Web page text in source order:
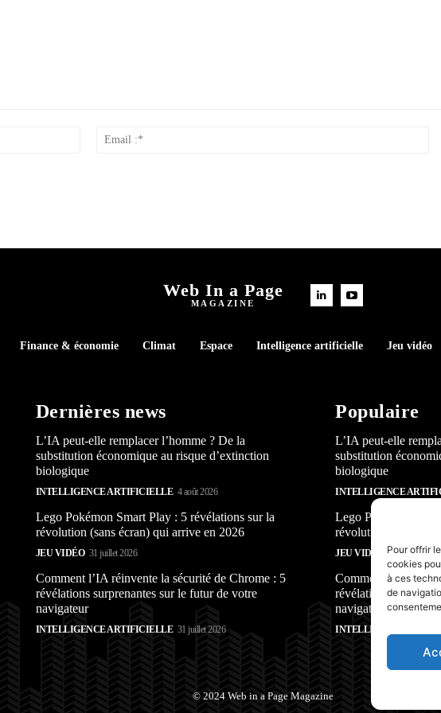
Pour offrir
cookies
à ces
de
Web In a Page
MAGAZINE
Finance & économie Climat Espace Intelligence artificielle Jeu vidéo
Dernières news
L’IA peut-elle remplacer l’homme ? De la
substitution économique au risque d’extinction
biologique
INTELLIGENCE ARTIFICIELLE 4 août 2026
Lego Pokémon Smart Play : 5 révélations sur la
révolution (sans écran) qui arrive en 2026
JEU VIDÉO 31 juillet 2026
Comment l’IA réinvente la sécurité de Chrome : 5
révélations surprenantes sur le futur de votre
navigateur
INTELLIGENCE ARTIFICIELLE 31 juillet 2026
Populaire
L’IA peut-elle
substitution
biologique
INTELLIGENCE
Lego Pokémon
révolution (sans
JEU VIDÉO 31 juillet 2026
Comment l’IA
révélations
navigateur
INTELLIGENCE
© 2024 Web in a Page Magazine